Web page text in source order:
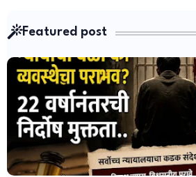
Featured post